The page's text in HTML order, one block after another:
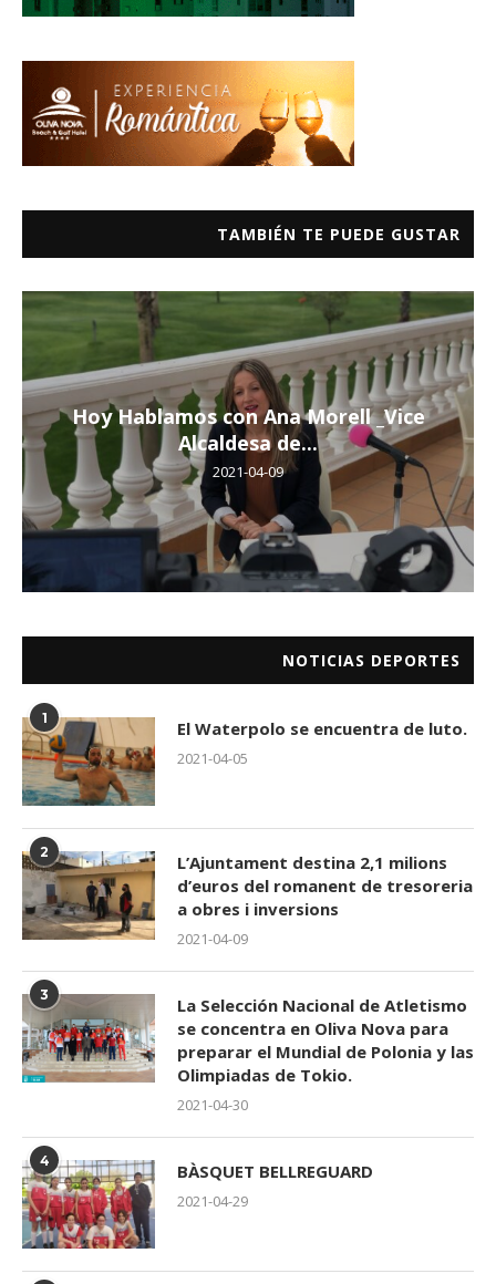
TAMBIÉN TE PUEDE GUSTAR
Hoy Hablamos con Ana Morell _Vice
Alcaldesa de...
2021-04-09
NOTICIAS DEPORTES
1 El Waterpolo se encuentra de luto.
2021-04-05
2
L’Ajuntament destina 2,1 milions
d’euros del romanent de tresoreria
a obres i inversions
2021-04-09
3
La Selección Nacional de Atletismo
se concentra en Oliva Nova para
preparar el Mundial de Polonia y las
Olimpiadas de Tokio.
2021-04-30
4 BÀSQUET BELLREGUARD
2021-04-29